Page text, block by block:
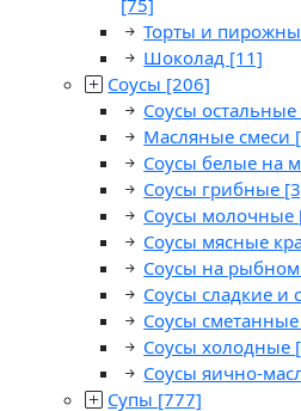
[75]
Торты и
Шоколад [11]
Соусы [206]
Соусы остальные
Масляные смеси
Соусы белые на
Соусы грибные
Соусы молочные
Соусы мясные
Соусы на
Соусы сладкие и
Соусы сметанные
Соусы холодные
Соусы яично-
Супы [777]